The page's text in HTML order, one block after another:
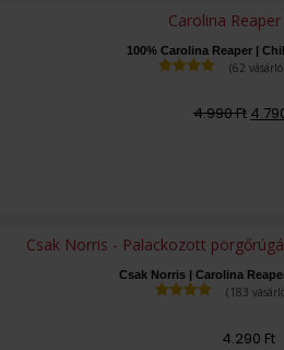
100% Carolina Reaper |
(62
4.990Ft
Csak Norris | Carolina
( 183
4.290 Ft